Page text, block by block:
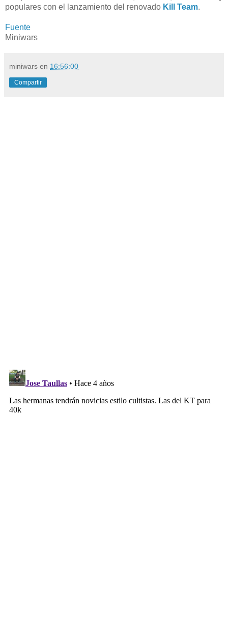
populares con el lanzamiento del renovado Kill Team.
Fuente
Miniwars
miniwars en 16:56:00
Compartir